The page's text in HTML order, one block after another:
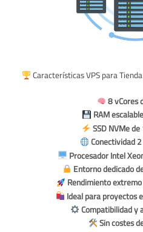
Características VPS para
8 vCores
RAM
SSD NVMe
Conectividad
Procesador Intel
Entorno dedicado
Rendimiento
Ideal para proyectos
Compatibilidad y
Sin costes